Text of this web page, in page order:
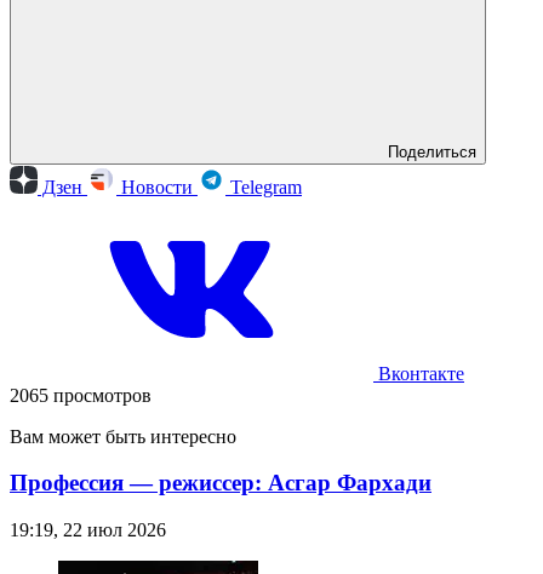
Поделиться
Дзен Новости Telegram
Вконтакте
2065 просмотров
Вам может быть интересно
Профессия — режиссер: Асгар Фархади
19:19, 22 июл 2026